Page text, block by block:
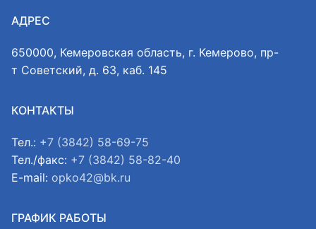
АДРЕС
650000, Кемеровская область, г. Кемерово, пр-
т Советский, д. 63, каб. 145
КОНТАКТЫ
Тел.: +7 (3842) 58-69-75
Тел./факс: +7 (3842) 58-82-40
E-mail: opko42@bk.ru
ГРАФИК РАБОТЫ